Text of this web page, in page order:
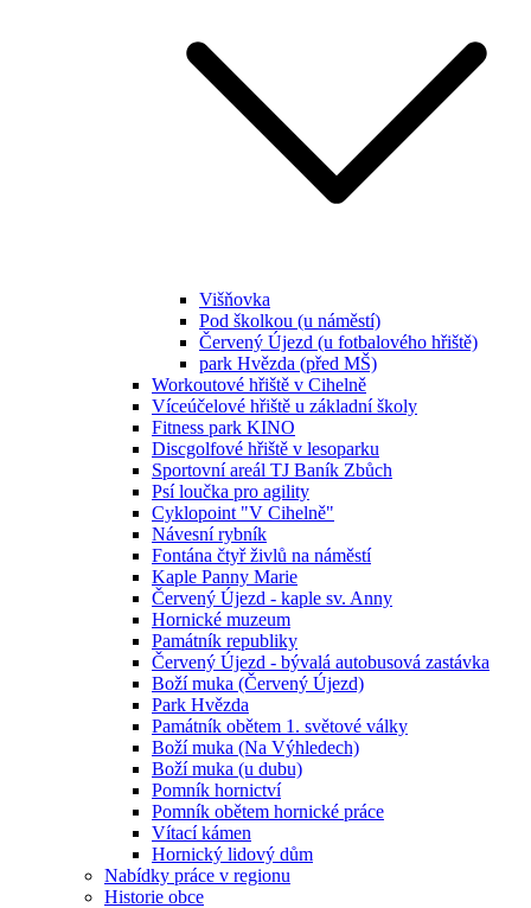
Višňovka
Pod školkou (u náměstí)
Červený Újezd (u fotbalového hřiště)
park Hvězda (před MŠ)
Workoutové hřiště v Cihelně
Víceúčelové hřiště u základní školy
Fitness park KINO
Discgolfové hřiště v lesoparku
Sportovní areál TJ Baník Zbůch
Psí loučka pro agility
Cyklopoint "V Cihelně"
Návesní rybník
Fontána čtyř živlů na náměstí
Kaple Panny Marie
Červený Újezd - kaple sv. Anny
Hornické muzeum
Památník republiky
Červený Újezd - bývalá autobusová zastávka
Boží muka (Červený Újezd)
Park Hvězda
Památník obětem 1. světové války
Boží muka (Na Výhledech)
Boží muka (u dubu)
Pomník hornictví
Pomník obětem hornické práce
Vítací kámen
Hornický lidový dům
Nabídky práce v regionu
Historie obce